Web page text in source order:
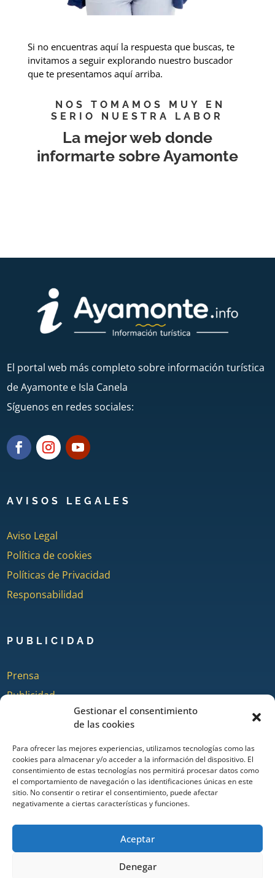
Gestionar el consentimiento
de las cookies
Para ofrecer las mejores experiencias, utilizamos tecnologías como las
cookies para almacenar y/o acceder a la información del dispositivo. El
consentimiento de estas tecnologías nos permitirá procesar datos como
el comportamiento de navegación o las identificaciones únicas en este
sitio. No consentir o retirar el consentimiento, puede afectar
negativamente a ciertas características y funciones.
Aceptar
Denegar
Si no encuentras aquí la respuesta que buscas, te
invitamos a seguir explorando nuestro buscador
que te presentamos aquí arriba.
NOS TOMAMOS MUY EN
SERIO NUESTRA LABOR
La mejor web donde
informarte sobre Ayamonte
El portal web más completo sobre información turística
de Ayamonte e Isla Canela
Síguenos en redes sociales:
AVISOS LEGALES
Aviso Legal
Política de cookies
Políticas de Privacidad
Responsabilidad
PUBLICIDAD
Prensa
Publicidad
Quienes somos
COLABORA
Añadir Evento